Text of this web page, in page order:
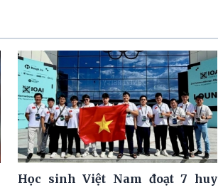
Học sinh Việt Nam đoạt 7 huy